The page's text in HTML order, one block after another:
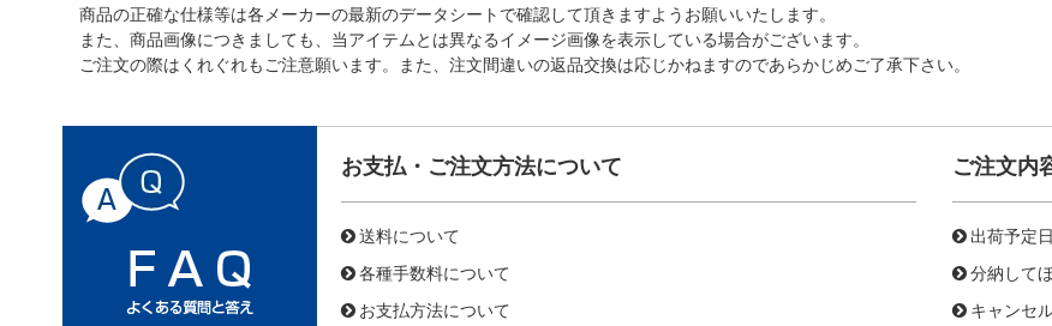
商品の正確な仕様等は各メーカーの最新のデータシートで確認して頂きますようお願いいたします。
また、商品画像につきましても、当アイテムとは異なるイメージ画像を表示している場合がございます。
ご注文の際はくれぐれもご注意願います。また、注文間違いの返品交換は応じかねますのであらかじめご了承下さい。
お支払・ご注文方法について
送料について
各種手数料について
お支払方法について
ご注文内
出荷予定
分納して
キャンセ